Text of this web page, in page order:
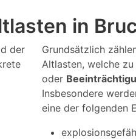
in
der
Grundsätzlich
Altlasten, welche zu
oder
Insbesondere
eine der folgenden